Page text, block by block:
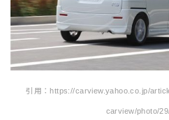
引用：https://carview.yahoo.co.jp/
carview/photo/